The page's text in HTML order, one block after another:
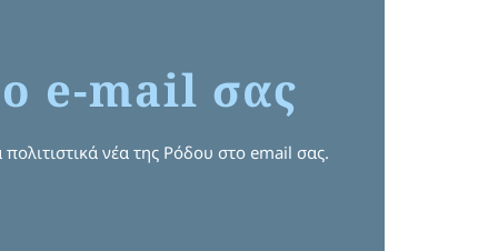
e-mail σας
νέα της Ρόδου στο email σας.